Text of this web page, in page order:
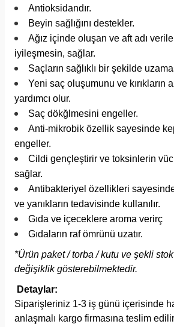
Antioksidandır.
Beyin sağlığını destekler.
Ağız içinde oluşan ve aft adı
iyileşmesin, sağlar.
Saçların sağlıklı bir şekilde
Yeni saç oluşumunu ve kırıkların
yardımcı olur.
Saç dökğlmesini engeller.
Anti-mikrobik özellik sayesinde
engeller.
Cildi gençleştirir ve toksinlerin
sağlar.
Antibakteriyel özellikleri
ve yanıkların tedavisinde kullanılır.
Gıda ve içeceklere aroma verirç
Gıdaların raf ömrünü uzatır.
*Ürün paket / torba / kutu ve şekli
değişiklik gösterebilmektedir.
Detaylar:
Siparişleriniz 1-3 iş günü içerisinde
anlaşmalı kargo firmasına teslim